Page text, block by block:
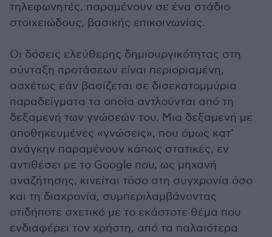
τηλεφωνητές, παραμένουν σε ένα στάδιο
στοιχειώδους, βασικής επικοινωνίας.
Οι δόσεις ελεύθερης δημιουργικότητας στη
σύνταξη προτάσεων είναι περιορισμένη,
ασχέτως εάν βασίζεται σε δισεκατομμύρια
παραδείγματα τα οποία αντλούνται από τη
δεξαμενή των γνώσεών του. Μια δεξαμενή με
αποθηκευμένες «γνώσεις», που όμως κατ’
ανάγκην παραμένουν κάπως στατικές, εν
αντιθέσει με το Google που, ως μηχανή
αναζήτησης, κινείται τόσο στη συγχρονία όσο
και τη διαχρονία, συμπεριλαμβάνοντας
οτιδήποτε σχετικό με το εκάστοτε θέμα που
ενδιαφέρει τον χρήστη, από τα παλαιότερα